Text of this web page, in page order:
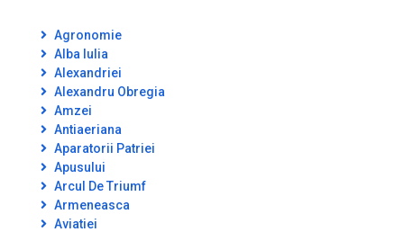
Agronomie
Alba Iulia
Alexandriei
Alexandru Obregia
Amzei
Antiaeriana
Aparatorii Patriei
Apusului
Arcul De Triumf
Armeneasca
Aviatiei